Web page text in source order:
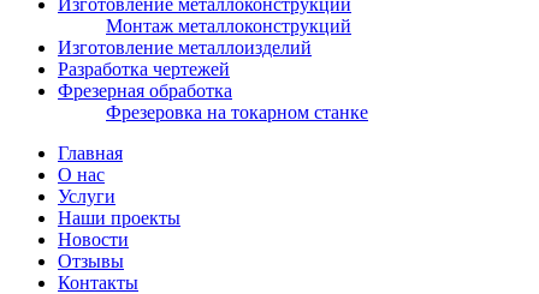
Изготовление металлоконструкций
Монтаж металлоконструкций
Изготовление металлоизделий
Разработка чертежей
Фрезерная обработка
Фрезеровка на токарном станке
Главная
О нас
Услуги
Наши проекты
Новости
Отзывы
Контакты